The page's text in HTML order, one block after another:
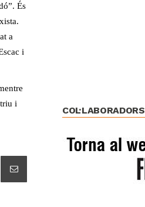
És
a
i
i
COL·LABORADORS